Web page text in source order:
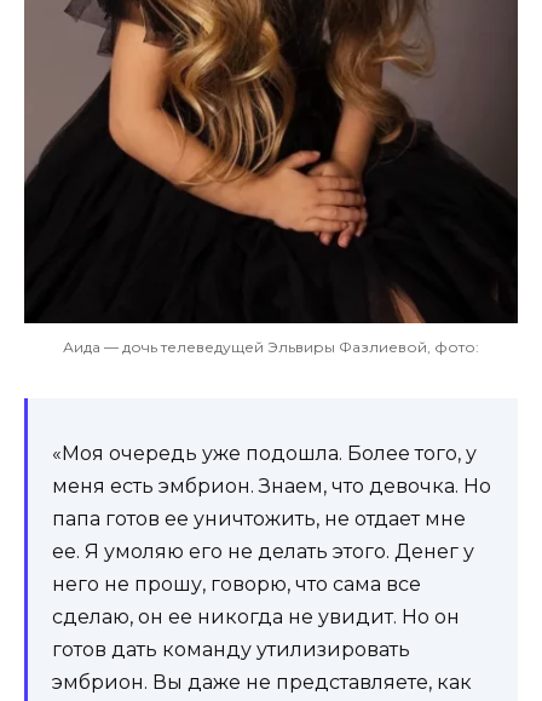
Аида — дочь телеведущей Эльвиры Фазлиевой, фото:
«Моя очередь уже подошла. Более того, у
меня есть эмбрион. Знаем, что девочка. Но
папа готов ее уничтожить, не отдает мне
ее. Я умоляю его не делать этого. Денег у
него не прошу, говорю, что сама все
сделаю, он ее никогда не увидит. Но он
готов дать команду утилизировать
эмбрион. Вы даже не представляете, как